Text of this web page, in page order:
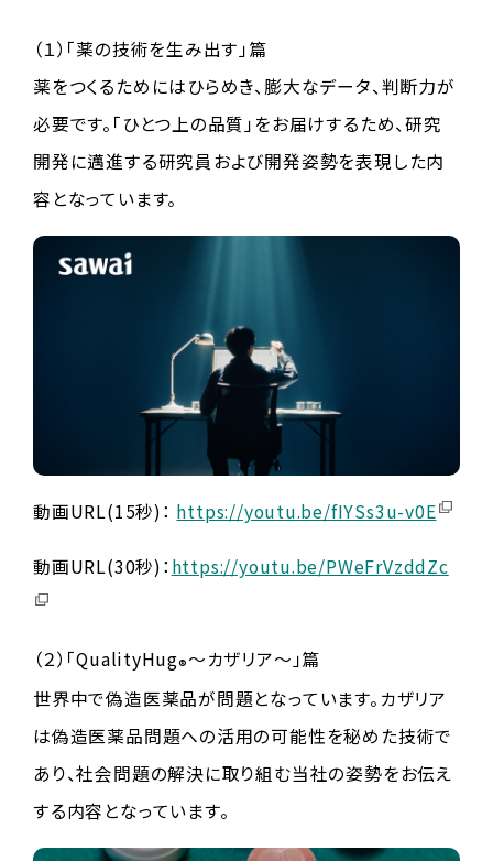
（１）「薬の技術を生み出す」篇
薬をつくるためにはひらめき、膨大なデータ、判断力が
必要です。「ひとつ上の品質」をお届けするため、研究
開発に邁進する研究員および開発姿勢を表現した内
容となっています。
動画URL(15秒)： https://youtu.be/fIYSs3u-v0E
動画URL(30秒)： https://youtu.be/PWeFrVzddZc
（２）「QualityHug®～カザリア～」篇
世界中で偽造医薬品が問題となっています。カザリア
は偽造医薬品問題への活用の可能性を秘めた技術で
あり、社会問題の解決に取り組む当社の姿勢をお伝え
する内容となっています。